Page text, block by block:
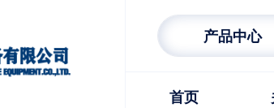
产品中心
首页